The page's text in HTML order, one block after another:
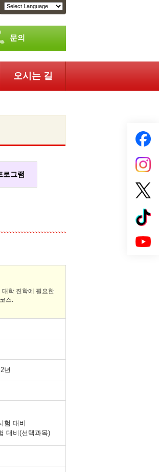
문의
오시는 길
로그램
학 진학에 필요한
스.
년
험 대비
대비(선택과목)